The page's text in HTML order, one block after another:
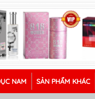
NAM SẢN PHẨM KHÁC